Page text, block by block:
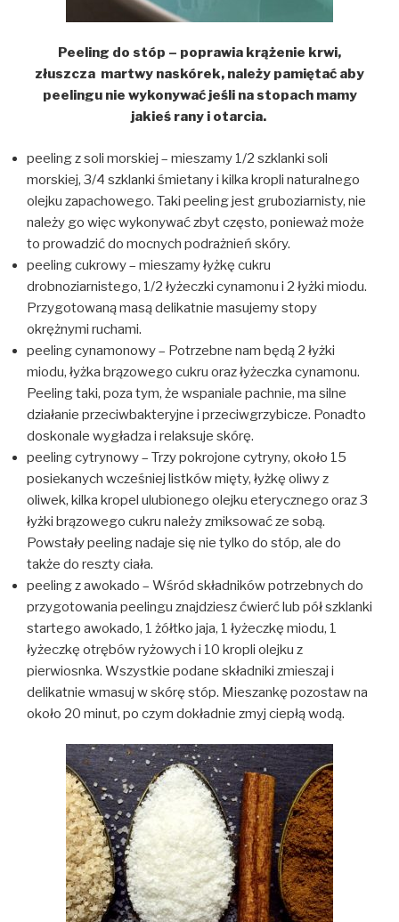
Peeling do stóp – poprawia krążenie krwi,
złuszcza martwy naskórek, należy pamiętać aby
peelingu nie wykonywać jeśli na stopach mamy
jakieś rany i otarcia.
peeling z soli morskiej – mieszamy 1/2 szklanki soli
morskiej, 3/4 szklanki śmietany i kilka kropli naturalnego
olejku zapachowego. Taki peeling jest gruboziarnisty, nie
należy go więc wykonywać zbyt często, ponieważ może
to prowadzić do mocnych podrażnień skóry.
peeling cukrowy – mieszamy łyżkę cukru
drobnoziarnistego, 1/2 łyżeczki cynamonu i 2 łyżki miodu.
Przygotowaną masą delikatnie masujemy stopy
okrężnymi ruchami.
peeling cynamonowy – Potrzebne nam będą 2 łyżki
miodu, łyżka brązowego cukru oraz łyżeczka cynamonu.
Peeling taki, poza tym, że wspaniale pachnie, ma silne
działanie przeciwbakteryjne i przeciwgrzybicze. Ponadto
doskonale wygładza i relaksuje skórę.
peeling cytrynowy – Trzy pokrojone cytryny, około 15
posiekanych wcześniej listków mięty, łyżkę oliwy z
oliwek, kilka kropel ulubionego olejku eterycznego oraz 3
łyżki brązowego cukru należy zmiksować ze sobą.
Powstały peeling nadaje się nie tylko do stóp, ale do
także do reszty ciała.
peeling z awokado – Wśród składników potrzebnych do
przygotowania peelingu znajdziesz ćwierć lub pół szklanki
startego awokado, 1 żółtko jaja, 1 łyżeczkę miodu, 1
łyżeczkę otrębów ryżowych i 10 kropli olejku z
pierwiosnka. Wszystkie podane składniki zmieszaj i
delikatnie wmasuj w skórę stóp. Mieszankę pozostaw na
około 20 minut, po czym dokładnie zmyj ciepłą wodą.